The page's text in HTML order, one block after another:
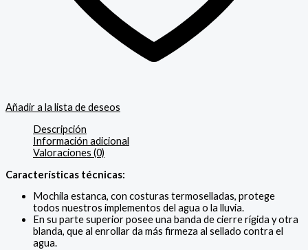
Añadir a la lista de deseos
Descripción
Información adicional
Valoraciones (0)
Características técnicas:
Mochila estanca, con costuras termoselladas, protege
todos nuestros implementos del agua o la lluvia.
En su parte superior posee una banda de cierre rígida y otra
blanda, que al enrollar da más firmeza al sellado contra el
agua.